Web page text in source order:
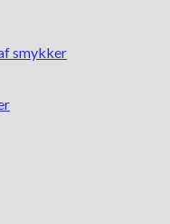
smykker